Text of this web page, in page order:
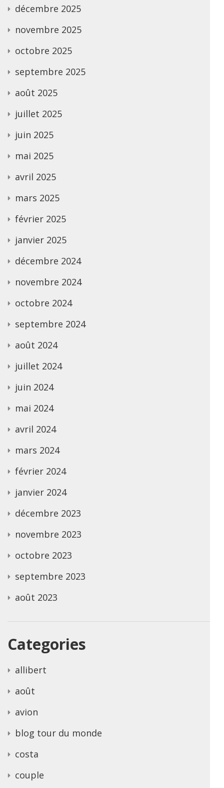
décembre 2025
novembre 2025
octobre 2025
septembre 2025
août 2025
juillet 2025
juin 2025
mai 2025
avril 2025
mars 2025
février 2025
janvier 2025
décembre 2024
novembre 2024
octobre 2024
septembre 2024
août 2024
juillet 2024
juin 2024
mai 2024
avril 2024
mars 2024
février 2024
janvier 2024
décembre 2023
novembre 2023
octobre 2023
septembre 2023
août 2023
Categories
allibert
août
avion
blog tour du monde
costa
couple